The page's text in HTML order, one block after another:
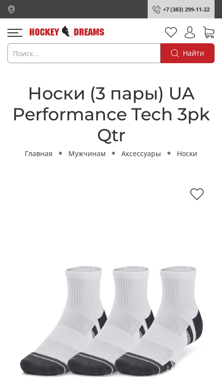
+7 (383) 299-11-22
Найти
Носки (3 пары) UA
Performance Tech 3pk
Qtr
Главная Мужчинам Аксессуары Носки